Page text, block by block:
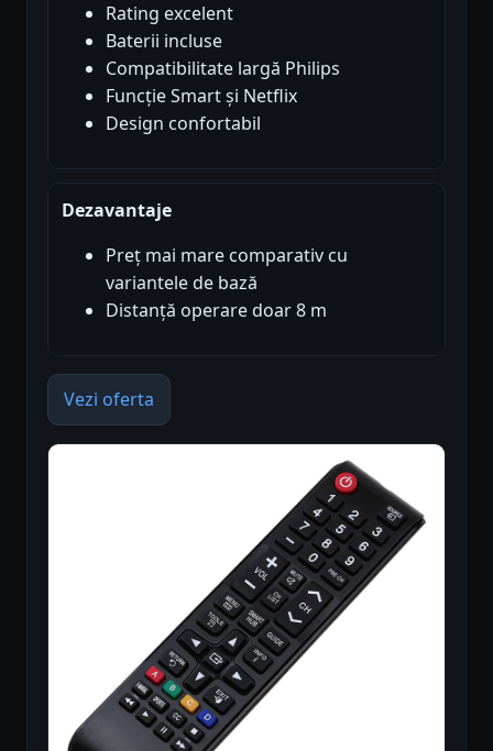
Rating excelent
Baterii incluse
Compatibilitate largă Philips
Funcție Smart și Netflix
Design confortabil
Dezavantaje
Preț mai mare comparativ cu
variantele de bază
Distanță operare doar 8 m
Vezi oferta